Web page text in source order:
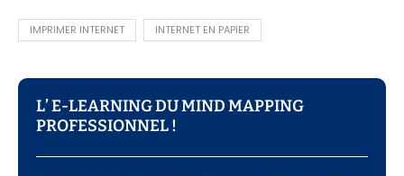
IMPRIMER INTERNET INTERNET EN PAPIER
L’ E-LEARNING DU MIND MAPPING
PROFESSIONNEL !​